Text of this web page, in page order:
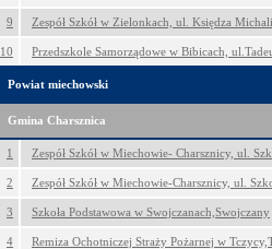
9 Zespół Szkół w Zielonkach, ul. Księdza
10 Przedszkole Samorządowe w Bibicach,
Powiat miechowski
Gmina Charsznica
1 Zespół Szkół w Miechowie- Charsznicy, ul.
2 Zespół Szkół w Miechowie-Charsznicy, ul.
3 Szkoła Podstawowa w Swojczanach,Swojczany
4 Remiza Ochotniczej Straży Pożarnej w